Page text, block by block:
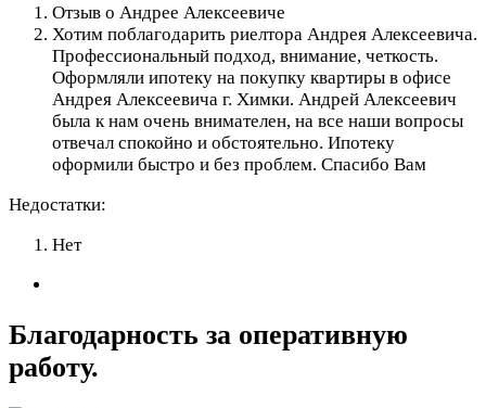
Отзыв о Андрее Алексеевиче
Хотим поблагодарить риелтора Андрея Алексеевича.
Профессиональный подход, внимание, четкость.
Оформляли ипотеку на покупку квартиры в офисе
Андрея Алексеевича г. Химки. Андрей Алексеевич
была к нам очень внимателен, на все наши вопросы
отвечал спокойно и обстоятельно. Ипотеку
оформили быстро и без проблем. Спасибо Вам
Недостатки:
Нет
Благодарность за оперативную
работу.